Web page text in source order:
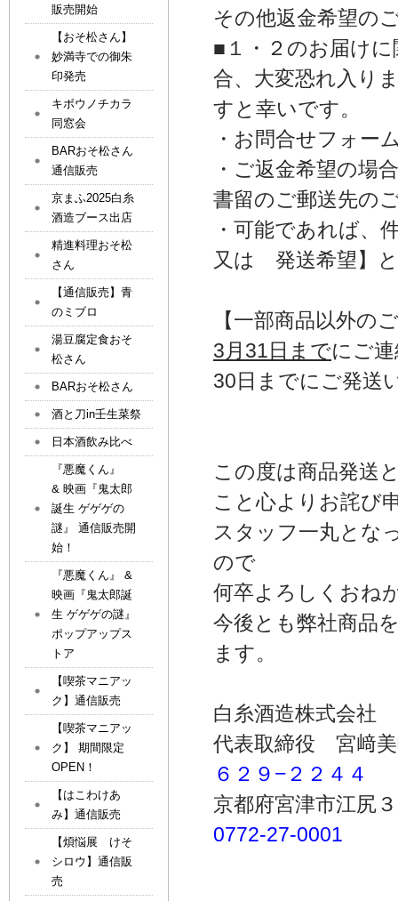
その他返金希望の
■１・２のお届け
合、大変恐れ入り
すと幸いです。
・お問合せフォー
・ご返金希望の場
書留のご郵送先の
・可能であれば
又は 発送希望】
【一部商品以外の
3月31日までにご
30日までにご発送
この度は商品発送
こと心よりお詫び
スタッフ一丸とな
ので
何卒よろしくおね
今後とも弊社商品
ます。
白糸酒造株式会社
代表取締役 宮﨑
６２９−２２４４
京都府宮津市江尻
0772‐27‐0001
販売開始
【おそ松さん】
妙満寺での御朱
印発売
キボウノチカラ
同窓会
BARおそ松さん
通信販売
京まふ2025白糸
酒造ブース出店
精進料理おそ松
さん
【通信販売】青
のミブロ
湯豆腐定食おそ
松さん
BARおそ松さん
酒と刀in壬生菜祭
日本酒飲み比べ
『悪魔くん』
& 映画『鬼太郎
誕生 ゲゲゲの
謎』 通信販売開
始！
『悪魔くん』 &
映画『鬼太郎誕
生 ゲゲゲの謎』
ポップアップス
トア
【喫茶マニアッ
ク】通信販売
【喫茶マニアッ
ク】 期間限定
OPEN！
【はこわけあ
み】通信販売
【煩悩展 けそ
シロウ】通信販
売